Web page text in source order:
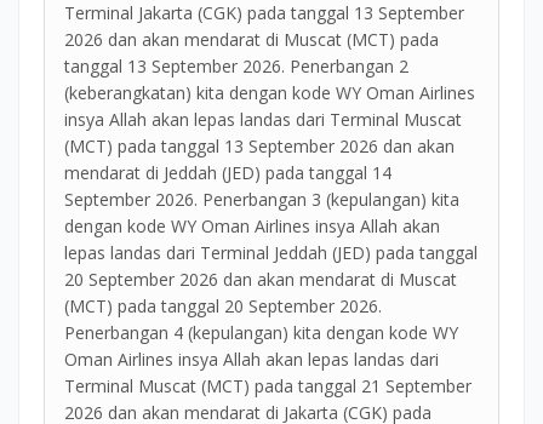
Terminal Jakarta (CGK) pada tanggal 13 September
2026 dan akan mendarat di Muscat (MCT) pada
tanggal 13 September 2026. Penerbangan 2
(keberangkatan) kita dengan kode WY Oman Airlines
insya Allah akan lepas landas dari Terminal Muscat
(MCT) pada tanggal 13 September 2026 dan akan
mendarat di Jeddah (JED) pada tanggal 14
September 2026. Penerbangan 3 (kepulangan) kita
dengan kode WY Oman Airlines insya Allah akan
lepas landas dari Terminal Jeddah (JED) pada tanggal
20 September 2026 dan akan mendarat di Muscat
(MCT) pada tanggal 20 September 2026.
Penerbangan 4 (kepulangan) kita dengan kode WY
Oman Airlines insya Allah akan lepas landas dari
Terminal Muscat (MCT) pada tanggal 21 September
2026 dan akan mendarat di Jakarta (CGK) pada